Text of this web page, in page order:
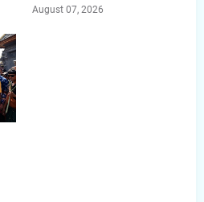
August 07, 2026